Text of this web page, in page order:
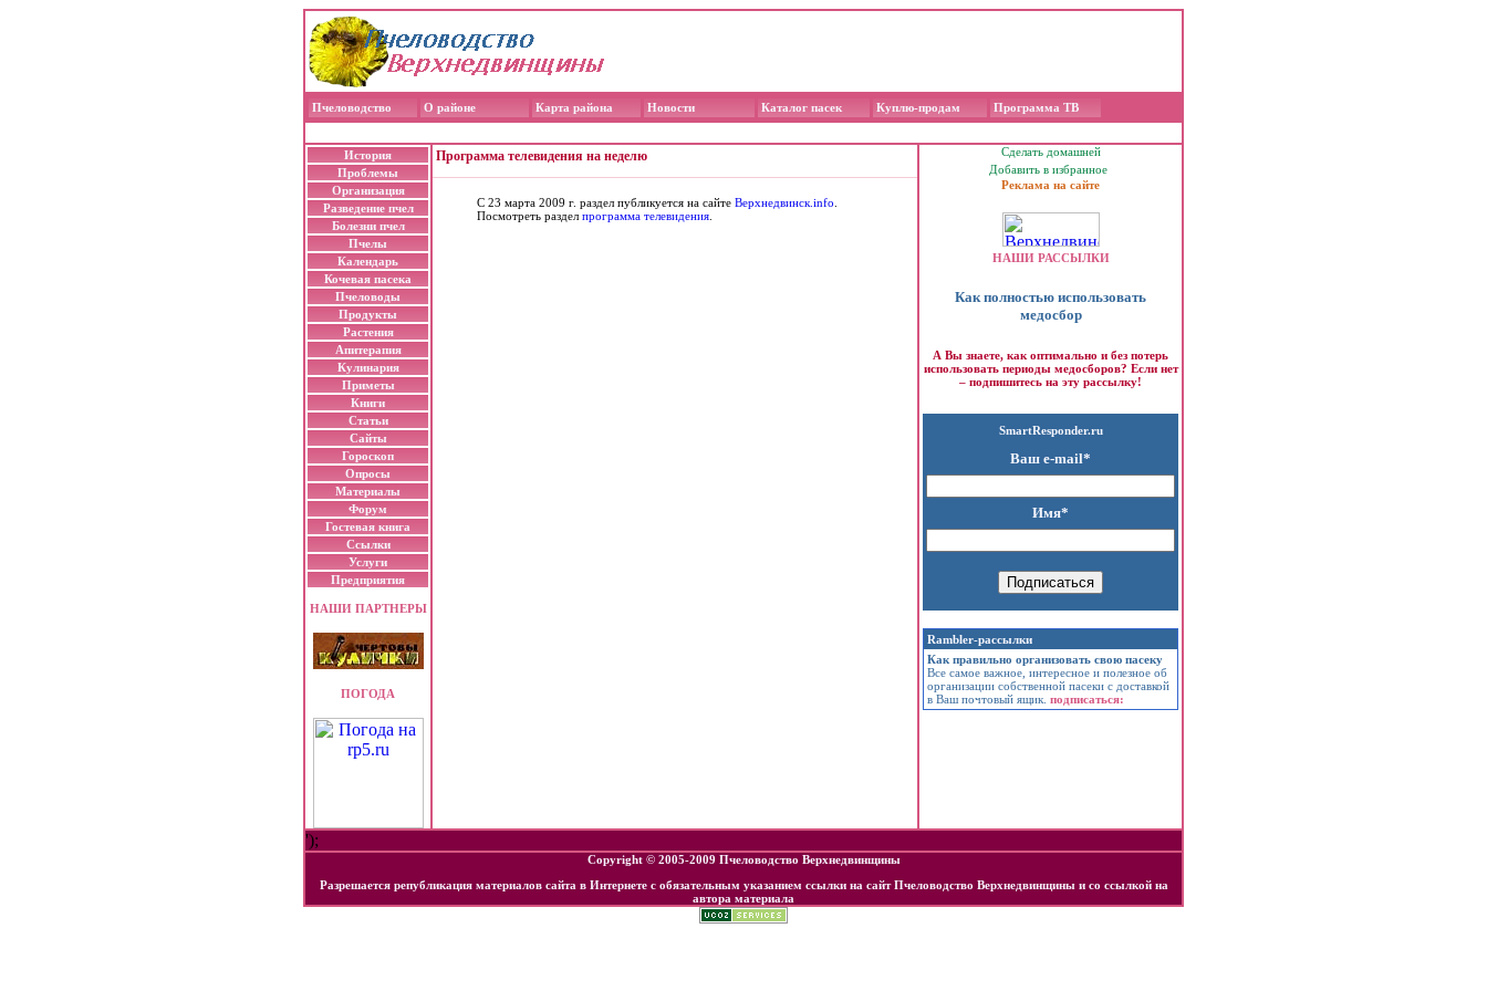
Пчеловодство О районе Карта района Новости Каталог пасек Куплю-продам Программа ТВ
История
Проблемы
Организация
Разведение пчел
Болезни пчел
Пчелы
Календарь
Кочевая пасека
Пчеловоды
Продукты
Растения
Апитерапия
Кулинария
Приметы
Книги
Статьи
Сайты
Гороскоп
Опросы
Материалы
Форум
Гостевая книга
Ссылки
Услуги
Предприятия
НАШИ ПАРТНЕРЫ
ПОГОДА
Программа телевидения на неделю
С 23 марта 2009 г. раздел публикуется на сайте Верхнедвинск.info
Посмотреть раздел программа телевидения
Сделать домашней
Добавить в избранное
Реклама на сайте
НАШИ РАССЫЛКИ
Как полностью использовать
медосбор
А Вы знаете, как оптимально и без потерь
использовать периоды медосборов? Если нет
– подпишитесь на эту рассылку!
SmartResponder.ru
Ваш e-mail*
Имя*
Rambler-рассылки
Как правильно организовать свою пасеку
Все самое важное, интересное и полезное об
организации собственной пасеки с доставкой
в Ваш почтовый ящик. подписаться:
');
Copyright © 2005-2009 Пчеловодство Верхнедвинщины
Разрешается републикация материалов сайта в Интернете с обязательным указанием ссылки на сайтПчеловодство Верхнедвинщиныи со ссылкой на
автора материала